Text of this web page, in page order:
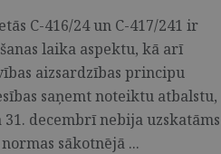
C-416/24 un C-417/241 ir
laika aspektu, kā arī
aizsardzības principu
saņemt noteiktu atbalstu,
decembrī nebija uzskatāms
sākotnējā ...